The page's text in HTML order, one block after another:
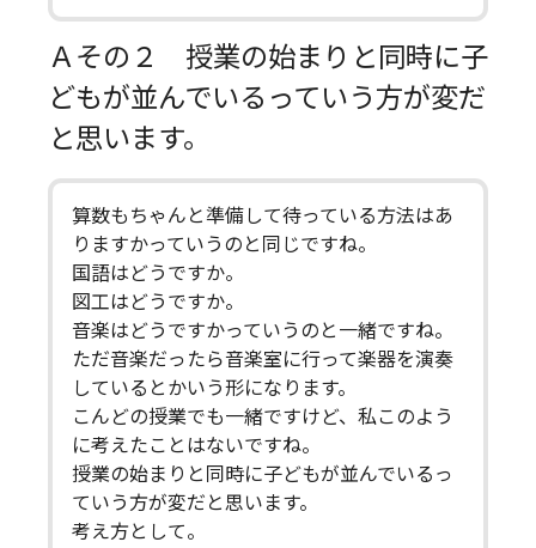
Ａその２ 授業の始まりと同時に子
どもが並んでいるっていう方が変だ
と思います。
算数もちゃんと準備して待っている方法はあ
りますかっていうのと同じですね。
国語はどうですか。
図工はどうですか。
音楽はどうですかっていうのと一緒ですね。
ただ音楽だったら音楽室に行って楽器を演奏
しているとかいう形になります。
こんどの授業でも一緒ですけど、私このよう
に考えたことはないですね。
授業の始まりと同時に子どもが並んでいるっ
ていう方が変だと思います。
考え方として。